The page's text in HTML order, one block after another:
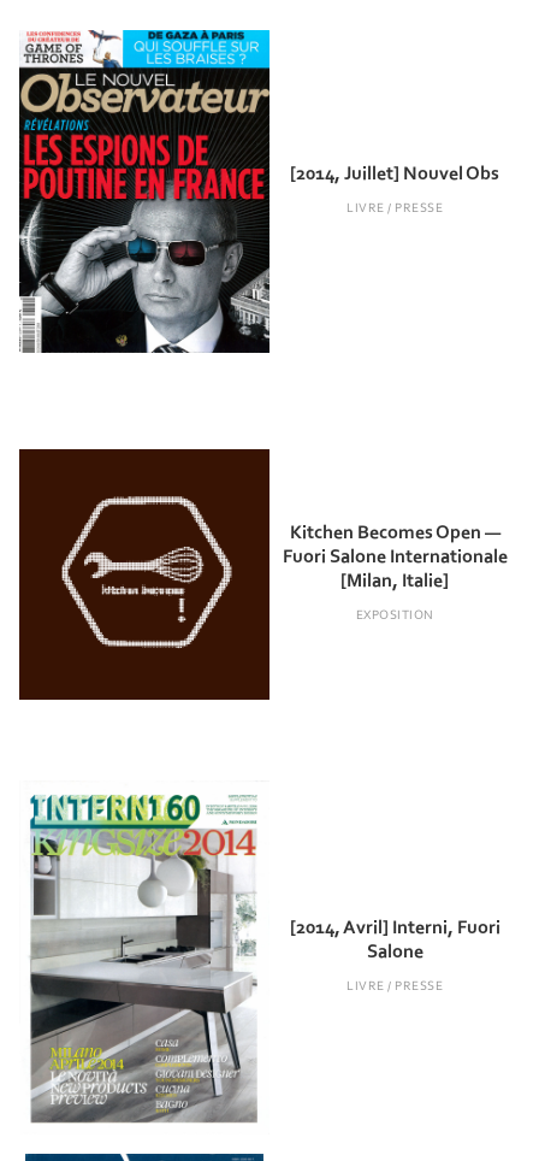
[2014, Juillet] Nouvel Obs
LIVRE / PRESSE
Kitchen Becomes Open —
Fuori Salone Internationale
[Milan, Italie]
EXPOSITION
[2014, Avril] Interni, Fuori
Salone
LIVRE / PRESSE